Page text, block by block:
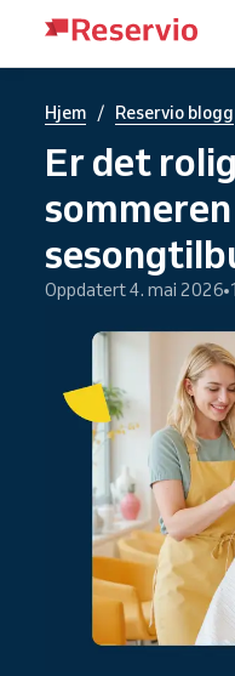
Hjem / Reservio blogg
Er det
Oppdatert 4. mai 2026